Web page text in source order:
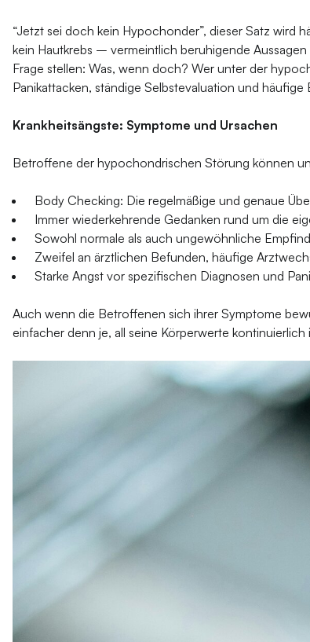
“Jetzt sei doch kein Hypochonder”, dieser Satz wird
kein Hautkrebs – vermeintlich beruhigende
Frage stellen: Was, wenn doch? Wer unter der
Panikattacken, ständige Selbstevaluation und
Krankheitsängste: Symptome und Ursachen
Betroffene der hypochondrischen Störung können
Body Checking: Die regelmäßige und genaue
Immer wiederkehrende Gedanken rund um die
Sowohl normale als auch ungewöhnliche
Zweifel an ärztlichen Befunden, häufige
Starke Angst vor spezifischen Diagnosen und
Auch wenn die Betroffenen sich ihrer Symptome
einfacher denn je, all seine Körperwerte kontinuierlich